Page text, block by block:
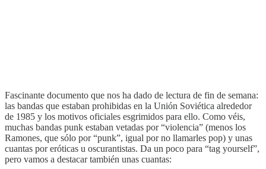
Fascinante documento que nos ha dado de lectura de fin de semana:
las bandas que estaban prohibidas en la Unión Soviética alrededor
de 1985 y los motivos oficiales esgrimidos para ello. Como véis,
muchas bandas punk estaban vetadas por “violencia” (menos los
Ramones, que sólo por “punk”, igual por no llamarles pop) y unas
cuantas por eróticas u oscurantistas. Da un poco para “tag yourself”,
pero vamos a destacar también unas cuantas: